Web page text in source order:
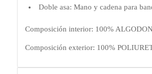
Doble asa: Mano y cadena para
Composición interior: 100%
Composición exterior: 100%